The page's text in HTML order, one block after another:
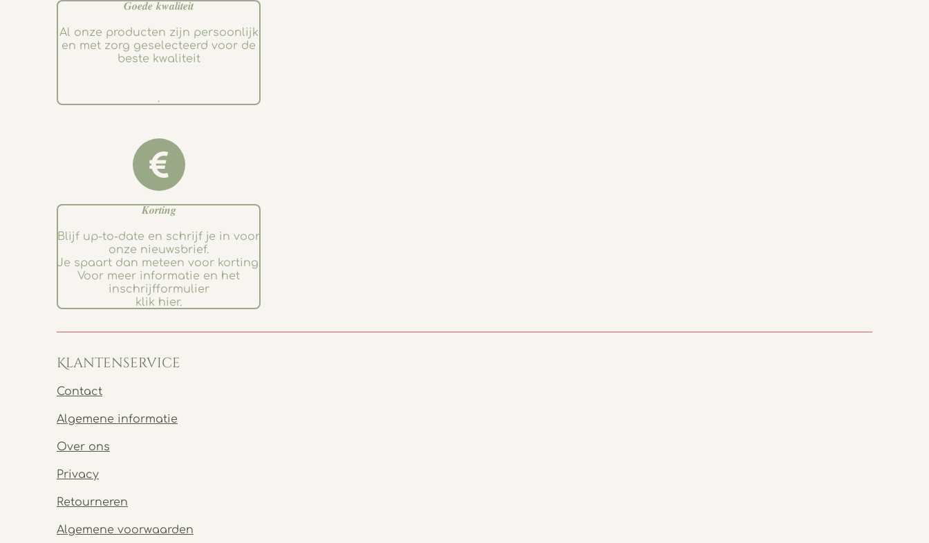
𝑮𝒐𝒆𝒅𝒆 𝒌𝒘𝒂𝒍𝒊𝒕𝒆𝒊𝒕
Al onze producten zijn persoonlijk
en met zorg geselecteerd voor de
beste kwaliteit
.
𝑲𝒐𝒓𝒕𝒊𝒏𝒈
Blijf up-to-date en schrijf je in voor
onze nieuwsbrief.
Je spaart dan meteen voor korting.
Voor meer informatie en het
inschrijfformulier
klik hier.
Klantenservice
Contact
Algemene informatie
Over ons
Privacy
Retourneren
Algemene voorwaarden